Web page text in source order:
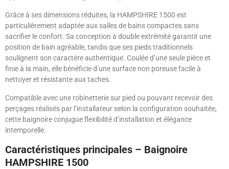
Grâce à ses dimensions réduites, la HAMPSHIRE 1500 est
particulièrement adaptée aux salles de bains compactes sans
sacrifier le confort. Sa conception à double extrémité garantit une
position de bain agréable, tandis que ses pieds traditionnels
soulignent son caractère authentique. Coulée d’une seule pièce et
finie à la main, elle bénéficie d’une surface non poreuse facile à
nettoyer et résistante aux taches.
Compatible avec une robinetterie sur pied ou pouvant recevoir des
perçages réalisés par l’installateur selon la configuration souhaitée,
cette baignoire conjugue flexibilité d’installation et élégance
intemporelle.
Caractéristiques principales – Baignoire
HAMPSHIRE 1500